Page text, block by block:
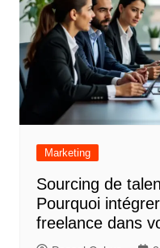
Marketing
Sourcing de
Pourquoi
freelance dans